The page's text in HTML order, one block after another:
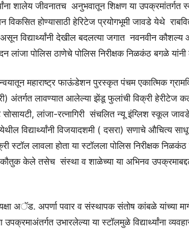
शालेय जीवनातच अनुभवातून शिक्षण या उपक्रमांतर्गत
विकसित होण्यासाठी हेरिटेज प्रयोगभूमी जावडे येथे
विद्यार्थ्यांनी देखील बदलत्या जगात नवनवीन
लांजा पोलिस ठाणेचे पोलिस निरीक्षक निळकंठ बगळे
महाराष्ट्र फाऊंडेशन पुरस्कृत पंचम एकात्मिक
अंतर्गत लावण्यात आलेल्या झेंडू फुलांची विक्री हेरीटेज
लांजा-रत्नागिरी संचलित न्यू इंग्लिश स्कूल
विद्यार्थ्यांनी विजयादशमी ( दसरा) सणाचे औचित्य
स्टॉल लावला होता या स्टॉलला पोलिस निरीक्षक निळकंठ
कौतुक केले तसेच संस्था व शाळेच्या या अभिनव
अॅड. अपर्णा पवार व संस्थापक संतोष कांबळे यांच्या
उभारलेल्या या स्टॉलमुळे विद्यार्थ्यांना